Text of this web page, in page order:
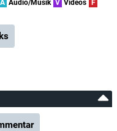
A Audio/Musik V Videos F